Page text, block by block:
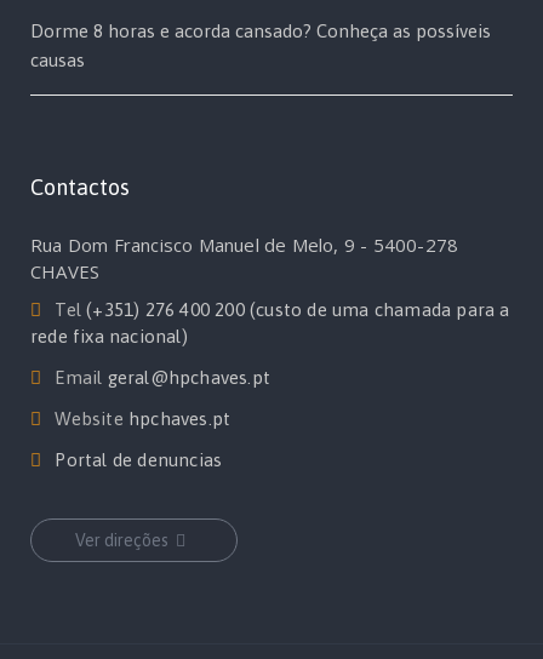
Dorme 8 horas e acorda cansado? Conheça as possíveis
causas
Contactos
Rua Dom Francisco Manuel de Melo, 9 - 5400-278
CHAVES
Tel(+351) 276 400 200 (custo de uma chamada para a
rede fixa nacional)
Email geral@hpchaves.pt
Website hpchaves.pt
Portal de denuncias
Ver direções